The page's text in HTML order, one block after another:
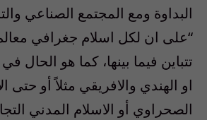
البداوة ومع المجتمع الصناعي
“على ان لكل اسلام جغرافي
تتباين فيما بينها، كما هو الحال
او الهندي والافريقي مثلاً أو حتى
الصحراوي أو الاسلام المدني